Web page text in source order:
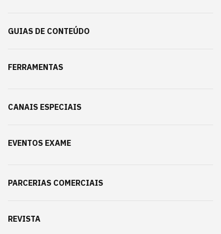
GUIAS DE CONTEÚDO
FERRAMENTAS
CANAIS ESPECIAIS
EVENTOS EXAME
PARCERIAS COMERCIAIS
REVISTA